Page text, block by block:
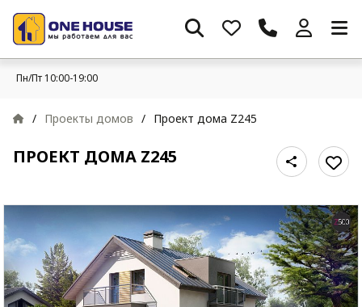
Пн/Пт 10:00-19:00
/ Проекты домов / Проект дома Z245
ПРОЕКТ ДОМА Z245